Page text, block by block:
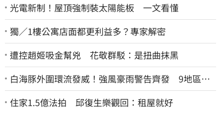
光電新制！屋頂強制裝太陽能板 一文看懂
獨／1樓公寓店面都更利益多？專家解密
遭控趙姬吸金幫兇 花敬群駁：是扭曲抹黑
白海豚外圍環流發威！強風豪雨警告齊發 9地區風
雨預測達停班課標準
住家1.5億法拍 邱復生樂觀回：租屋就好